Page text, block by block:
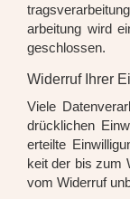
ar­bei­tung wird
geschlos­sen.
Widerruf Ihrer
Vie­le
drück­li­chen
erteil­te
keit der bis zum
vom Wider­ruf